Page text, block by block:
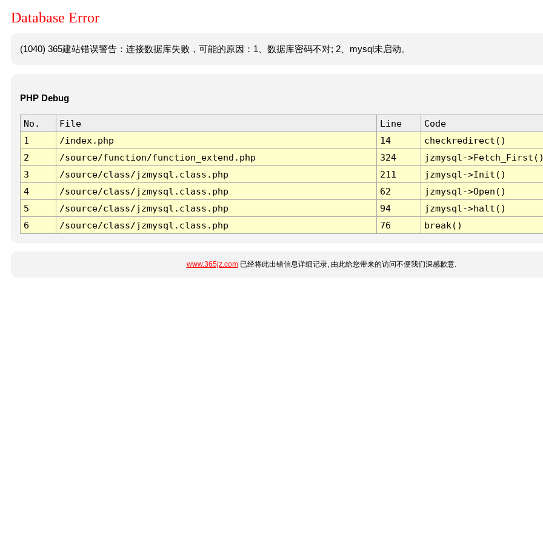
Database Error
(1040) 365建站错误警告：连接数据库失败，可能的原因：1、数据库密码不对; 2、mysql未启动。
PHP Debug
No. File Line
Code
1
/index.php 14
checkredirect()
2
/source/function/function_extend.php 324
jzmysql-
3
/source/class/jzmysql.class.php 211
jzmysql->Init()
4
/source/class/jzmysql.class.php 62
jzmysql->Open()
5
/source/class/jzmysql.class.php 94
jzmysql->halt()
6
/source/class/jzmysql.class.php 76 break()
www.365jz.com已经将此出错信息详细记录, 由此给您带来的访问不便我们深感歉意.